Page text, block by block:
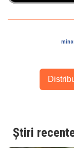
Știri